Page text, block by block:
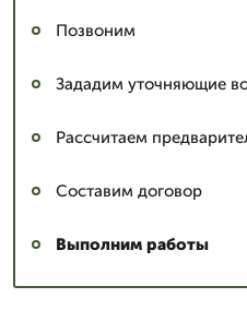
Позвоним
Зададим уточняющие
Рассчитаем
Составим договор
Выполним работы